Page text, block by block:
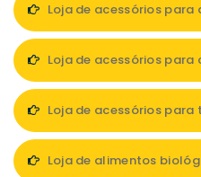
Loja de acessórios para
Loja de acessórios
Loja de acessórios para
Loja de alimentos